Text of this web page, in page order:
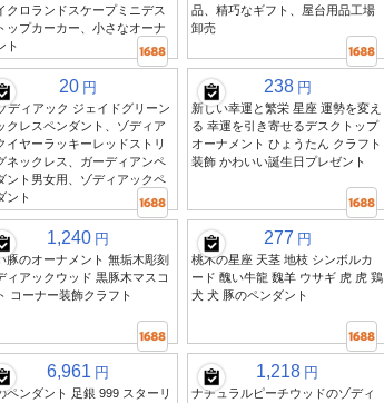
クロランドスケープミニデス
ップカーカー、小さなオーナ
ト
品、精巧なギフト、屋台用品工場
卸売
20 円
ディアック ジェイドグリーン
クレスペンダント、ゾディア
イヤーラッキーレッドストリ
ネックレス、ガーディアンペ
ント男女用、ゾディアックペ
ント
238 円
新しい幸運と繁栄 星座 運勢を変え
る 幸運を引き寄せるデスクトップ
オーナメント ひょうたん クラフト
装飾 かわいい誕生日プレゼント
1,240 円
豚のオーナメント 無垢木彫刻
ィアックウッド 黒豚木マスコ
コーナー装飾クラフト
277 円
桃木の星座 天茎 地枝 シンボルカ
ード 醜い牛龍 魏羊 ウサギ 虎 虎 鶏
犬 犬 豚のペンダント
6,961 円
ペンダント 足銀 999 スターリ
1,218 円
ナチュラルピーチウッドのゾディ